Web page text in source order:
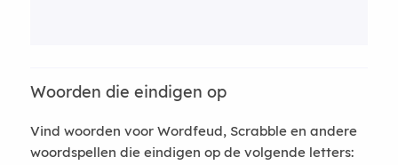
Woorden die eindigen op
Vind woorden voor Wordfeud, Scrabble en andere
woordspellen die eindigen op de volgende letters: